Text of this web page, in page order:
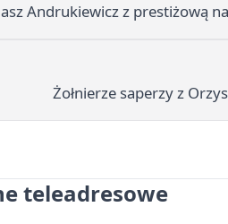
Andrukiewicz z prestiżową
Żołnierze saperzy z
teleadresowe